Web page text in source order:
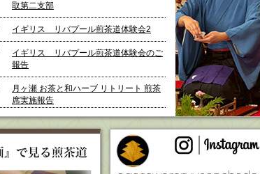
取第二支部
イギリス リバプール煎茶道体験会2
イギリス リバプール煎茶道体験会のご
報告
月ヶ瀬 お茶と和ハーブ リトリート 煎茶
席実施報告
流煎茶道ロードアイランド教室